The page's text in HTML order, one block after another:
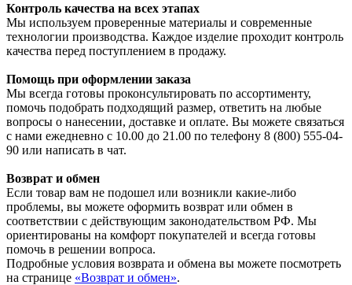
Контроль качества на всех этапах
Мы используем проверенные материалы и современные
технологии производства. Каждое изделие проходит контроль
качества перед поступлением в продажу.
Помощь при оформлении заказа
Мы всегда готовы проконсультировать по ассортименту,
помочь подобрать подходящий размер, ответить на любые
вопросы о нанесении, доставке и оплате. Вы можете связаться
с нами ежедневно с 10.00 до 21.00 по телефону 8 (800) 555-04-
90 или написать в чат.
Возврат и обмен
Если товар вам не подошел или возникли какие-либо
проблемы, вы можете оформить возврат или обмен в
соответствии с действующим законодательством РФ. Мы
ориентированы на комфорт покупателей и всегда готовы
помочь в решении вопроса.
Подробные условия возврата и обмена вы можете посмотреть
на странице «Возврат и обмен».